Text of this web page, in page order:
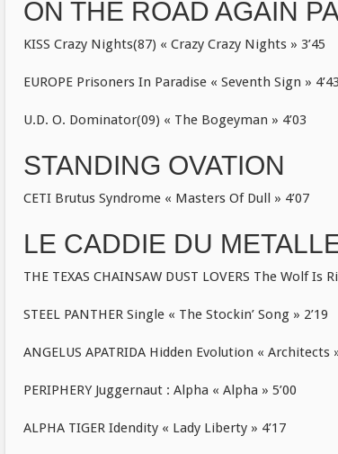
ON THE ROAD AGAIN
KISS Crazy Nights(87) « Crazy Crazy Nights » 3’45
EUROPE Prisoners In Paradise « Seventh Sign » 4’43
U.D. O. Dominator(09) « The Bogeyman » 4’03
STANDING OVATION
CETI Brutus Syndrome « Masters Of Dull » 4’07
LE CADDIE DU
THE TEXAS CHAINSAW DUST LOVERS The Wolf Is
STEEL PANTHER Single « The Stockin’ Song » 2’19
ANGELUS APATRIDA Hidden Evolution « Architects
PERIPHERY Juggernaut : Alpha « Alpha » 5’00
ALPHA TIGER Idendity « Lady Liberty » 4’17